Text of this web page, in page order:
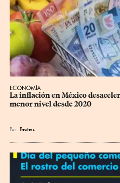
ECONOMÍA
La inflación en México
menor nivel desde 2020
Por Reuters